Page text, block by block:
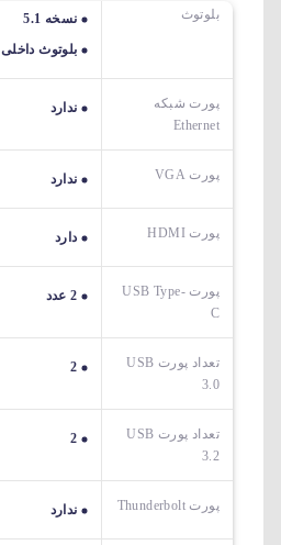
بلوتوث
نسخه 5.1
بلوتوث داخلی
پورت شبکه
Ethernet
ندارد
پورت VGA ندارد
پورت HDMI دارد
پورت USB Type-
C
2 عدد
تعداد پورت USB
3.0
2
تعداد پورت USB
3.2
2
پورت Thunderbolt ندارد